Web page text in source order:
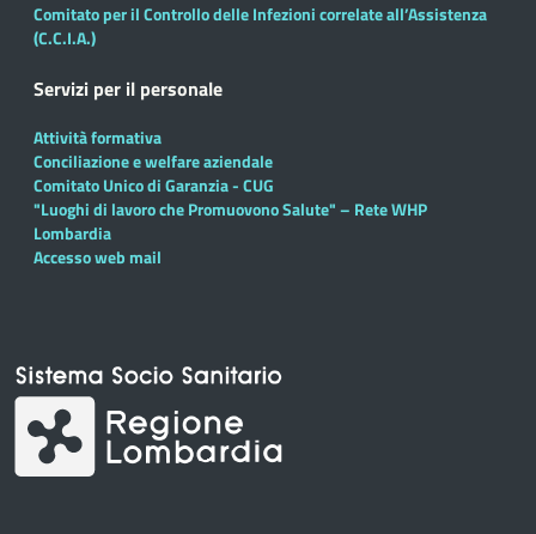
Comitato per il Controllo delle Infezioni correlate all’Assistenza
(C.C.I.A.)
Servizi per il personale
Attività formativa
Conciliazione e welfare aziendale
Comitato Unico di Garanzia - CUG
"Luoghi di lavoro che Promuovono Salute" – Rete WHP
Lombardia
Accesso web mail